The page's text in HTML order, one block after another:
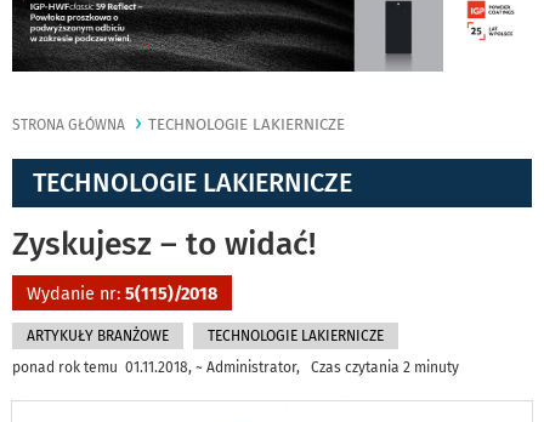
STRONA GŁÓWNA TECHNOLOGIE LAKIERNICZE
TECHNOLOGIE LAKIERNICZE
Zyskujesz – to widać!
Wydanie nr: 5(115)/2018
ARTYKUŁY BRANŻOWE
TECHNOLOGIE LAKIERNICZE
ponad rok temu 01.11.2018, ~ Administrator, Czas czytania 2 minuty